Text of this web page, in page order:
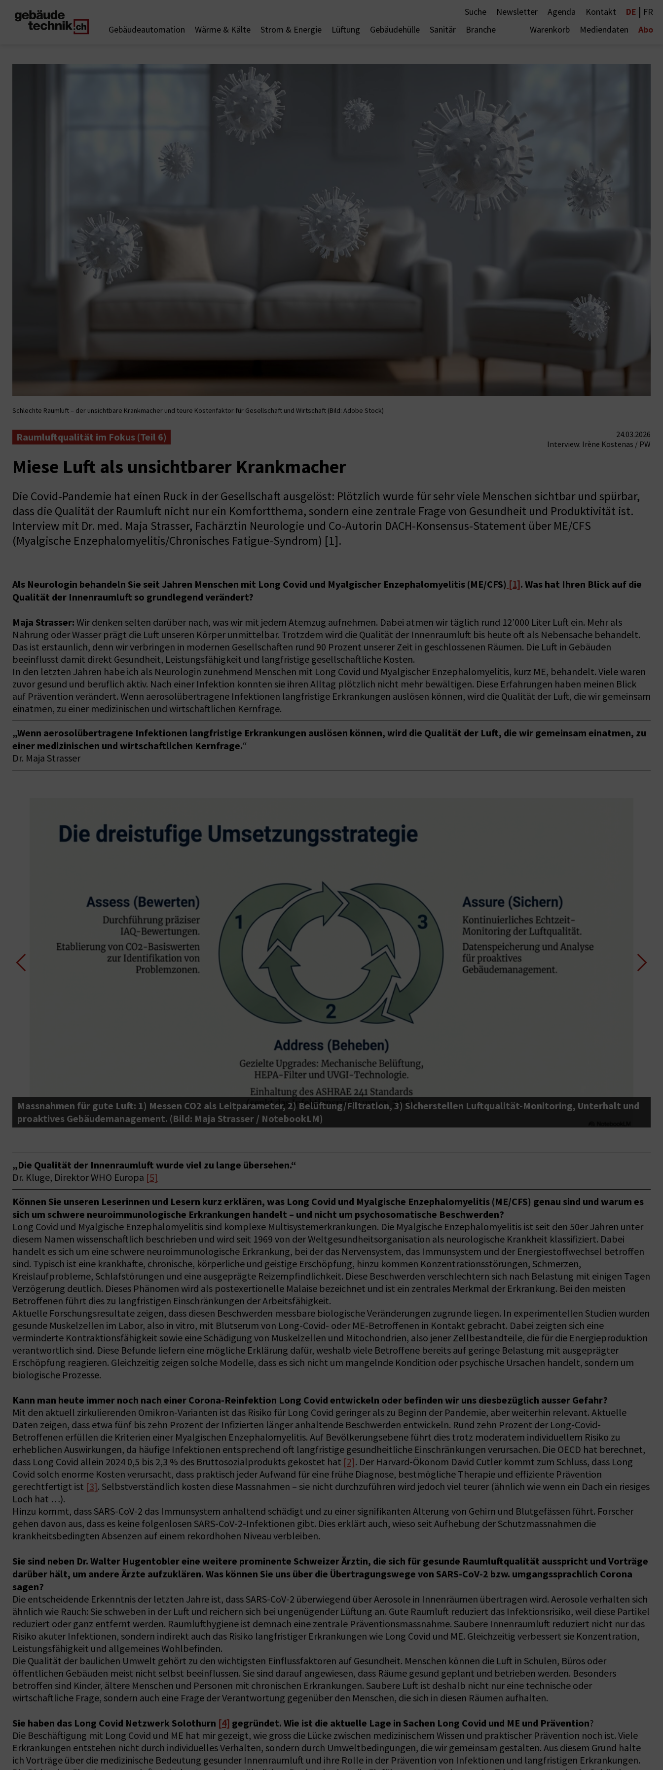
Suche Newsletter Agenda Kontakt DE | FR
Gebäudeautomation
Wärme & Kälte Strom & Energie Lüftung Gebäudehülle Sanitär Branche Warenkorb Mediendaten Abo
Schlechte Raumluft – der unsichtbare Krankmacher und teure Kostenfaktor für Gesellschaft und Wirtschaft (Bild: Adobe Stock)
Raumluftqualität im Fokus (Teil 6)
24.03.2026
Interview: Irène Kostenas / PW
Miese Luft als unsichtbarer Krankmacher
Die Covid-Pandemie hat einen Ruck in der Gesellschaft ausgelöst: Plötzlich wurde für sehr viele Menschen sichtbar und spürbar,
dass die Qualität der Raumluft nicht nur ein Komfortthema, sondern eine zentrale Frage von Gesundheit und Produktivität ist.
Interview mit Dr. med. Maja Strasser, Fachärztin Neurologie und Co-Autorin DACH-Konsensus-Statement über ME/CFS
(Myalgische Enzephalomyelitis/Chronisches Fatigue-Syndrom) [1].
Als Neurologin behandeln Sie seit Jahren Menschen mit Long Covid und Myalgischer Enzephalomyelitis (ME/CFS) [1]. Was hat Ihren Blick auf die
Qualität der Innenraumluft so grundlegend verändert?
Maja Strasser: Wir denken selten darüber nach, was wir mit jedem Atemzug aufnehmen. Dabei atmen wir täglich rund 12’000 Liter Luft ein. Mehr als
Nahrung oder Wasser prägt die Luft unseren Körper unmittelbar. Trotzdem wird die Qualität der Innenraumluft bis heute oft als Nebensache behandelt.
Das ist erstaunlich, denn wir verbringen in modernen Gesellschaften rund 90 Prozent unserer Zeit in geschlossenen Räumen. Die Luft in Gebäuden
beeinflusst damit direkt Gesundheit, Leistungsfähigkeit und langfristige gesellschaftliche Kosten.
In den letzten Jahren habe ich als Neurologin zunehmend Menschen mit Long Covid und Myalgischer Enzephalomyelitis, kurz ME, behandelt. Viele waren
zuvor gesund und beruflich aktiv. Nach einer Infektion konnten sie ihren Alltag plötzlich nicht mehr bewältigen. Diese Erfahrungen haben meinen Blick
auf Prävention verändert. Wenn aerosolübertragene Infektionen langfristige Erkrankungen auslösen können, wird die Qualität der Luft, die wir gemeinsam
einatmen, zu einer medizinischen und wirtschaftlichen Kernfrage.
„Wenn aerosolübertragene Infektionen langfristige Erkrankungen auslösen können, wird die Qualität der Luft, die wir gemeinsam einatmen, zu
einer medizinischen und wirtschaftlichen Kernfrage.“
Dr. Maja Strasser
Massnahmen für gute Luft: 1) Messen CO2 als Leitparameter, 2) Belüftung/Filtration, 3) Sicherstellen Luftqualität-Monitoring, Unterhalt und
proaktives Gebäudemanagement. (Bild: Maja Strasser / NotebookLM)
„Die Qualität der Innenraumluft wurde viel zu lange übersehen.“
Dr. Kluge, Direktor WHO Europa [5]
Können Sie unseren Leserinnen und Lesern kurz erklären, was Long Covid und Myalgische Enzephalomyelitis (ME/CFS) genau sind und warum es
sich um schwere neuroimmunologische Erkrankungen handelt – und nicht um psychosomatische Beschwerden?
Long Covid und Myalgische Enzephalomyelitis sind komplexe Multisystemerkrankungen. Die Myalgische Enzephalomyelitis ist seit den 50er Jahren unter
diesem Namen wissenschaftlich beschrieben und wird seit 1969 von der Weltgesundheitsorganisation als neurologische Krankheit klassifiziert. Dabei
handelt es sich um eine schwere neuroimmunologische Erkrankung, bei der das Nervensystem, das Immunsystem und der Energiestoffwechsel betroffen
sind. Typisch ist eine krankhafte, chronische, körperliche und geistige Erschöpfung, hinzu kommen Konzentrationsstörungen, Schmerzen,
Kreislaufprobleme, Schlafstörungen und eine ausgeprägte Reizempfindlichkeit. Diese Beschwerden verschlechtern sich nach Belastung mit einigen Tagen
Verzögerung deutlich. Dieses Phänomen wird als postexertionelle Malaise bezeichnet und ist ein zentrales Merkmal der Erkrankung. Bei den meisten
Betroffenen führt dies zu langfristigen Einschränkungen der Arbeitsfähigkeit.
Aktuelle Forschungsresultate zeigen, dass diesen Beschwerden messbare biologische Veränderungen zugrunde liegen. In experimentellen Studien wurden
gesunde Muskelzellen im Labor, also in vitro, mit Blutserum von Long-Covid- oder ME-Betroffenen in Kontakt gebracht. Dabei zeigten sich eine
verminderte Kontraktionsfähigkeit sowie eine Schädigung von Muskelzellen und Mitochondrien, also jener Zellbestandteile, die für die Energieproduktion
verantwortlich sind. Diese Befunde liefern eine mögliche Erklärung dafür, weshalb viele Betroffene bereits auf geringe Belastung mit ausgeprägter
Erschöpfung reagieren. Gleichzeitig zeigen solche Modelle, dass es sich nicht um mangelnde Kondition oder psychische Ursachen handelt, sondern um
biologische Prozesse.
Kann man heute immer noch nach einer Corona-Reinfektion Long Covid entwickeln oder befinden wir uns diesbezüglich ausser Gefahr?
Mit den aktuell zirkulierenden Omikron-Varianten ist das Risiko für Long Covid geringer als zu Beginn der Pandemie, aber weiterhin relevant. Aktuelle
Daten zeigen, dass etwa fünf bis zehn Prozent der Infizierten länger anhaltende Beschwerden entwickeln. Rund zehn Prozent der Long-Covid-
Betroffenen erfüllen die Kriterien einer Myalgischen Enzephalomyelitis. Auf Bevölkerungsebene führt dies trotz moderatem individuellem Risiko zu
erheblichen Auswirkungen, da häufige Infektionen entsprechend oft langfristige gesundheitliche Einschränkungen verursachen. Die OECD hat berechnet,
dass Long Covid allein 2024 0,5 bis 2,3 % des Bruttosozialprodukts gekostet hat [2]. Der Harvard-Ökonom David Cutler kommt zum Schluss, dass Long
Covid solch enorme Kosten verursacht, dass praktisch jeder Aufwand für eine frühe Diagnose, bestmögliche Therapie und effiziente Prävention
gerechtfertigt ist [3]. Selbstverständlich kosten diese Massnahmen – sie nicht durchzuführen wird jedoch viel teurer (ähnlich wie wenn ein Dach ein riesiges
Loch hat …).
Hinzu kommt, dass SARS-CoV-2 das Immunsystem anhaltend schädigt und zu einer signifikanten Alterung von Gehirn und Blutgefässen führt. Forscher
gehen davon aus, dass es keine folgenlosen SARS-CoV-2-Infektionen gibt. Dies erklärt auch, wieso seit Aufhebung der Schutzmassnahmen die
krankheitsbedingten Absenzen auf einem rekordhohen Niveau verbleiben.
Sie sind neben Dr. Walter Hugentobler eine weitere prominente Schweizer Ärztin, die sich für gesunde Raumluftqualität ausspricht und Vorträge
darüber hält, um andere Ärzte aufzuklären. Was können Sie uns über die Übertragungswege von SARS-CoV-2 bzw. umgangssprachlich Corona
sagen?
Die entscheidende Erkenntnis der letzten Jahre ist, dass SARS-CoV-2 überwiegend über Aerosole in Innenräumen übertragen wird. Aerosole verhalten sich
ähnlich wie Rauch: Sie schweben in der Luft und reichern sich bei ungenügender Lüftung an. Gute Raumluft reduziert das Infektionsrisiko, weil diese Partikel
reduziert oder ganz entfernt werden. Raumlufthygiene ist demnach eine zentrale Präventionsmassnahme. Saubere Innenraumluft reduziert nicht nur das
Risiko akuter Infektionen, sondern indirekt auch das Risiko langfristiger Erkrankungen wie Long Covid und ME. Gleichzeitig verbessert sie Konzentration,
Leistungsfähigkeit und allgemeines Wohlbefinden.
Die Qualität der baulichen Umwelt gehört zu den wichtigsten Einflussfaktoren auf Gesundheit. Menschen können die Luft in Schulen, Büros oder
öffentlichen Gebäuden meist nicht selbst beeinflussen. Sie sind darauf angewiesen, dass Räume gesund geplant und betrieben werden. Besonders
betroffen sind Kinder, ältere Menschen und Personen mit chronischen Erkrankungen. Saubere Luft ist deshalb nicht nur eine technische oder
wirtschaftliche Frage, sondern auch eine Frage der Verantwortung gegenüber den Menschen, die sich in diesen Räumen aufhalten.
Sie haben das Long Covid Netzwerk Solothurn [4] gegründet. Wie ist die aktuelle Lage in Sachen Long Covid und ME und Prävention?
Die Beschäftigung mit Long Covid und ME hat mir gezeigt, wie gross die Lücke zwischen medizinischem Wissen und praktischer Prävention noch ist. Viele
Erkrankungen entstehen nicht durch individuelles Verhalten, sondern durch Umweltbedingungen, die wir gemeinsam gestalten. Aus diesem Grund halte
ich Vorträge über die medizinische Bedeutung gesunder Innenraumluft und ihre Rolle in der Prävention von Infektionen und langfristigen Erkrankungen.